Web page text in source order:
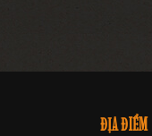
ĐỊA ĐIỂM